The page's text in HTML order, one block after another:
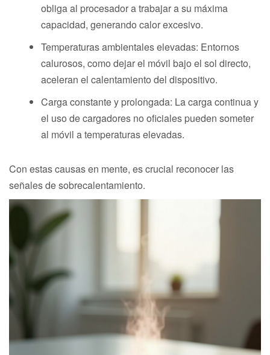
obliga al procesador a trabajar a su máxima
capacidad, generando calor excesivo.
Temperaturas ambientales elevadas: Entornos
calurosos, como dejar el móvil bajo el sol directo,
aceleran el calentamiento del dispositivo.
Carga constante y prolongada: La carga continua y
el uso de cargadores no oficiales pueden someter
al móvil a temperaturas elevadas.
Con estas causas en mente, es crucial reconocer las
señales de sobrecalentamiento.